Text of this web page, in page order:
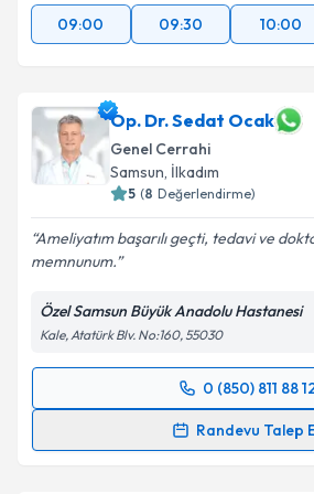
09:00 09:30 10:00
Op. Dr. Sedat Ocak
Genel Cerrahi
Samsun, İlkadım
5 (8 Değerlendirme)
Ameliyatım başarılı geçti, tedavi ve
memnunum.
Özel Samsun Büyük Anadolu Hastanesi
Kale, Atatürk Blv. No:160, 55030
0 (850) 811 88
Randevu Talep
Randevu Takvimi Talebi